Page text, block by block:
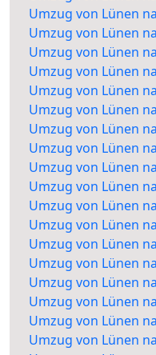
Umzug von Lünen
Umzug von Lünen
Umzug von Lünen
Umzug von Lünen
Umzug von Lünen
Umzug von Lünen
Umzug von Lünen
Umzug von Lünen
Umzug von Lünen
Umzug von Lünen
Umzug von Lünen
Umzug von Lünen
Umzug von Lünen
Umzug von Lünen
Umzug von Lünen
Umzug von Lünen
Umzug von Lünen
Umzug von Lünen